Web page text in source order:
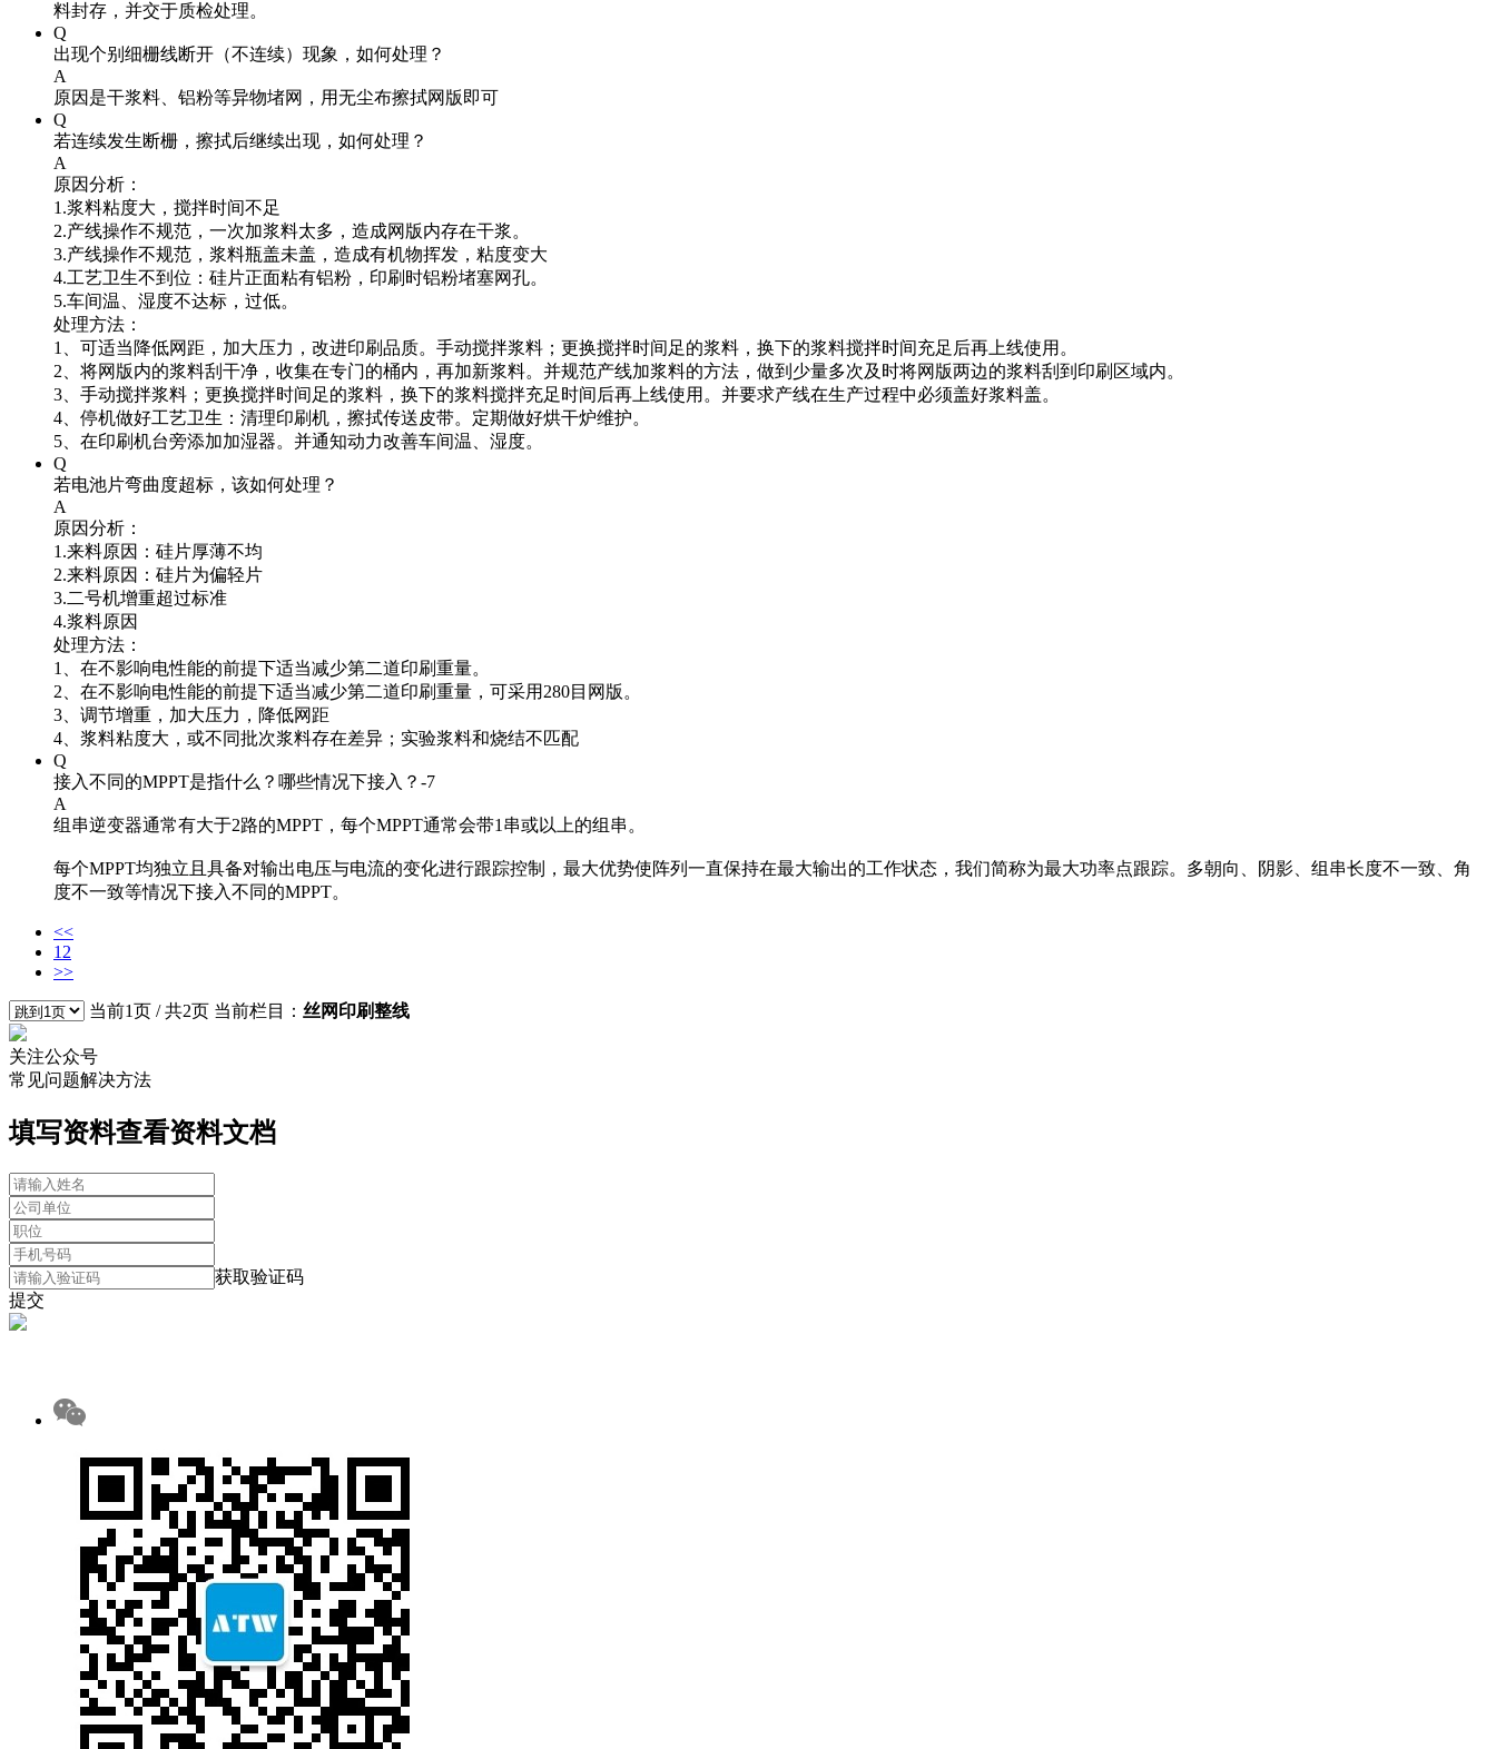
料封存，并交于质检处理。
Q
出现个别细栅线断开（不连续）现象，如何处理？
A
原因是干浆料、铝粉等异物堵网，用无尘布擦拭网版即可
Q
若连续发生断栅，擦拭后继续出现，如何处理？
A
原因分析：
1.浆料粘度大，搅拌时间不足
2.产线操作不规范，一次加浆料太多，造成网版内存在干浆。
3.产线操作不规范，浆料瓶盖未盖，造成有机物挥发，粘度变大
4.工艺卫生不到位：硅片正面粘有铝粉，印刷时铝粉堵塞网孔。
5.车间温、湿度不达标，过低。
处理方法：
1、可适当降低网距，加大压力，改进印刷品质。手动搅拌浆料；更换搅拌时间足的浆料，换下的浆料搅拌时间充足后再上线使用。
2、将网版内的浆料刮干净，收集在专门的桶内，再加新浆料。并规范产线加浆料的方法，做到少量多次及时将网版两边的浆料刮到印刷区域内。
3、手动搅拌浆料；更换搅拌时间足的浆料，换下的浆料搅拌充足时间后再上线使用。并要求产线在生产过程中必须盖好浆料盖。
4、停机做好工艺卫生：清理印刷机，擦拭传送皮带。定期做好烘干炉维护。
5、在印刷机台旁添加加湿器。并通知动力改善车间温、湿度。
Q
若电池片弯曲度超标，该如何处理？
A
原因分析：
1.来料原因：硅片厚薄不均
2.来料原因：硅片为偏轻片
3.二号机增重超过标准
4.浆料原因
处理方法：
1、在不影响电性能的前提下适当减少第二道印刷重量。
2、在不影响电性能的前提下适当减少第二道印刷重量，可采用280目网版。
3、调节增重，加大压力，降低网距
4、浆料粘度大，或不同批次浆料存在差异；实验浆料和烧结不匹配
Q
接入不同的MPPT是指什么？哪些情况下接入？-7
A
组串逆变器通常有大于2路的MPPT，每个MPPT通常会带1串或以上的组串。
每个MPPT均独立且具备对输出电压与电流的变化进行跟踪控制，最大优势使阵列一直保持在最大输出的工作状态，我们简称为最大功率点跟踪。多朝向、阴影、组串长度不一致、角
度不一致等情况下接入不同的MPPT。
<<
12
>>
当前1页 / 共2页 当前栏目： 丝网印刷整线
关注公众号
常见问题解决方法
填写资料查看资料文档
获取验证码
提交